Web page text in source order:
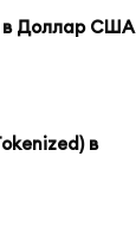
в Доллар США
в